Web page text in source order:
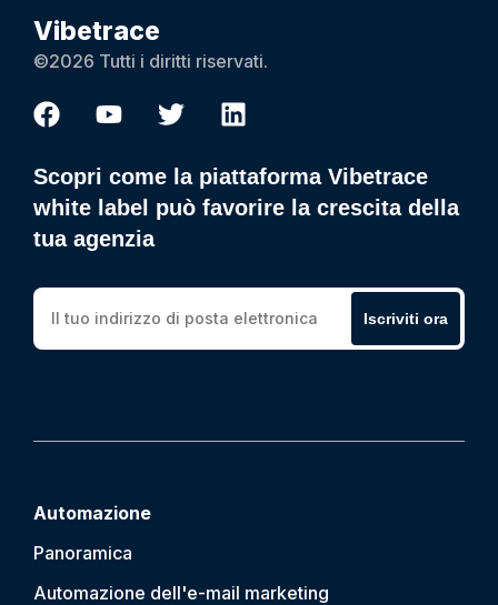
Vibetrace
©2026 Tutti i diritti riservati.
Scopri come la piattaforma Vibetrace
white label può favorire la crescita della
tua agenzia
Iscriviti ora
Automazione
Panoramica
Automazione dell'e-mail marketing